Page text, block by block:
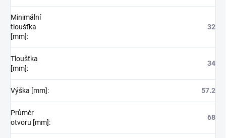
Minimální
tloušťka
[mm]:
32
Tloušťka
[mm]:
34
Výška [mm]: 57.2
Průměr
otvoru [mm]:
68